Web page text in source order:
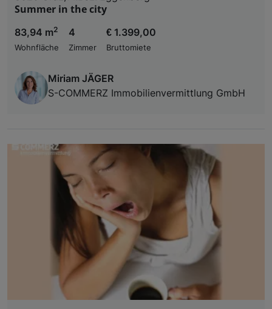
Summer in the city
83,94 m2
Wohnfläche
4
Zimmer
€ 1.399,00
Bruttomiete
Miriam JÄGER
S-COMMERZ Immobilienvermittlung GmbH